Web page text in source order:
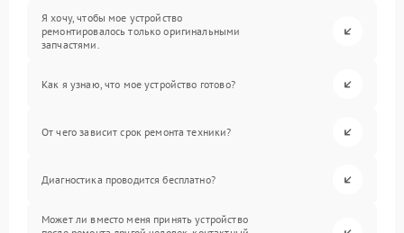
Я хочу, чтобы мое устройство
ремонтировалось только оригинальными
запчастями.
Как я узнаю, что мое устройство готово?
От чего зависит срок ремонта техники?
Диагностика проводится бесплатно?
Может ли вместо меня принять устройство